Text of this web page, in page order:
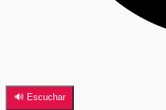
🔊 Escuchar